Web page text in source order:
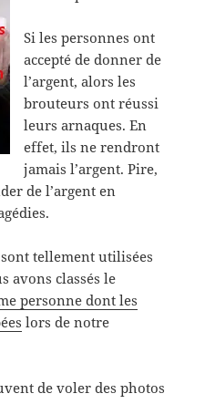
Si les personnes ont
accepté de donner de
l’argent, alors les
brouteurs ont réussi
leurs arnaques. En
effet, ils ne rendront
jamais l’argent. Pire,
de l’argent en
tellement utilisées
avons classés le
personne dont les
lors de notre
de voler des photos